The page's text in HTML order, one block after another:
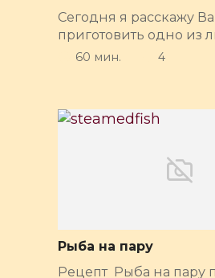
Сегодня я расскажу
приготовить одно
60 мин. 4
Рыба на пару
Рецепт Рыба на пару